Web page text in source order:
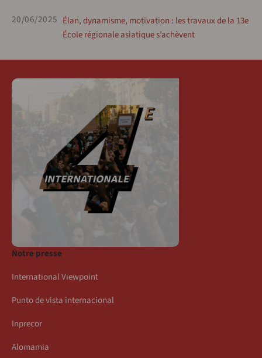
20/06/2025 Élan, dynamisme, motivation : les travaux de la 13e
École régionale asiatique s’achèvent
Notre presse
International Viewpoint
Punto de vista internacional
Inprecor
Alomamia